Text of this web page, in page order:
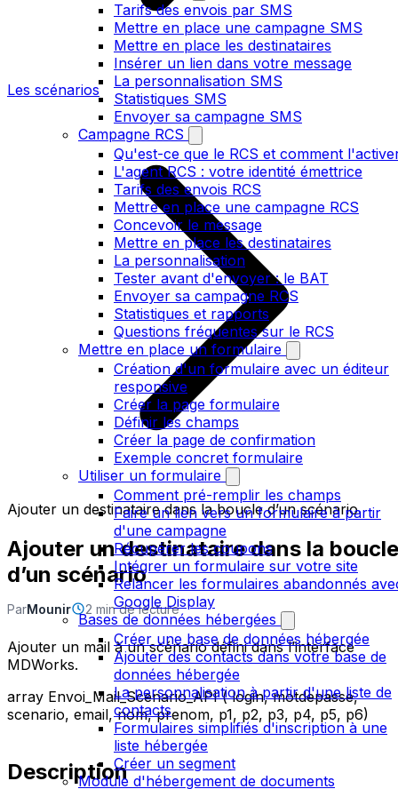
Tarifs des envois par SMS
Mettre en place une campagne SMS
Mettre en place les destinataires
Insérer un lien dans votre message
La personnalisation SMS
Statistiques SMS
Envoyer sa campagne SMS
Campagne RCS
Qu'est-ce que le RCS et comment
L'agent RCS : votre identité émettrice
Tarifs des envois RCS
Mettre en place une campagne RCS
Concevoir le message
Mettre en place les destinataires
La personnalisation
Tester avant d'envoyer : le BAT
Envoyer sa campagne RCS
Statistiques et rapports
Questions fréquentes sur le RCS
Mettre en place un formulaire
Création d'un formulaire avec un éditeur
responsive
Créer la page formulaire
Définir les champs
Créer la page de confirmation
Exemple concret formulaire
Utiliser un formulaire
Comment pré-remplir les champs
Faire un lien vers un formulaire à partir
d'une campagne
Récupérer les coupons
Intégrer un formulaire sur votre site
Relancer les formulaires abandonnés
Google Display
Bases de données hébergées
Créer une base de données hébergée
Ajouter des contacts dans votre base de
données hébergée
La personnalisation à partir d'une liste de
contacts
Formulaires simplifiés d'inscription à une
liste hébergée
Créer un segment
Module d'hébergement de documents
Les scénarios
Ajouter un destinataire dans la boucle d’un scénario
Ajouter un destinataire dans la boucle
d’un scénario
ParMounir 2 min de lecture
Ajouter un mail à un scénario défini dans l’interface
MDWorks.
array Envoi_Mail_Scenario_API ( login, motdepasse,
scenario, email, nom, prenom, p1, p2, p3, p4, p5, p6)
Description